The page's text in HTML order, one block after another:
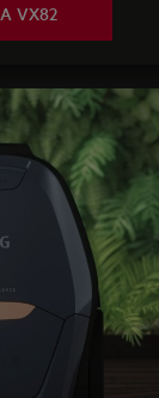
VX82